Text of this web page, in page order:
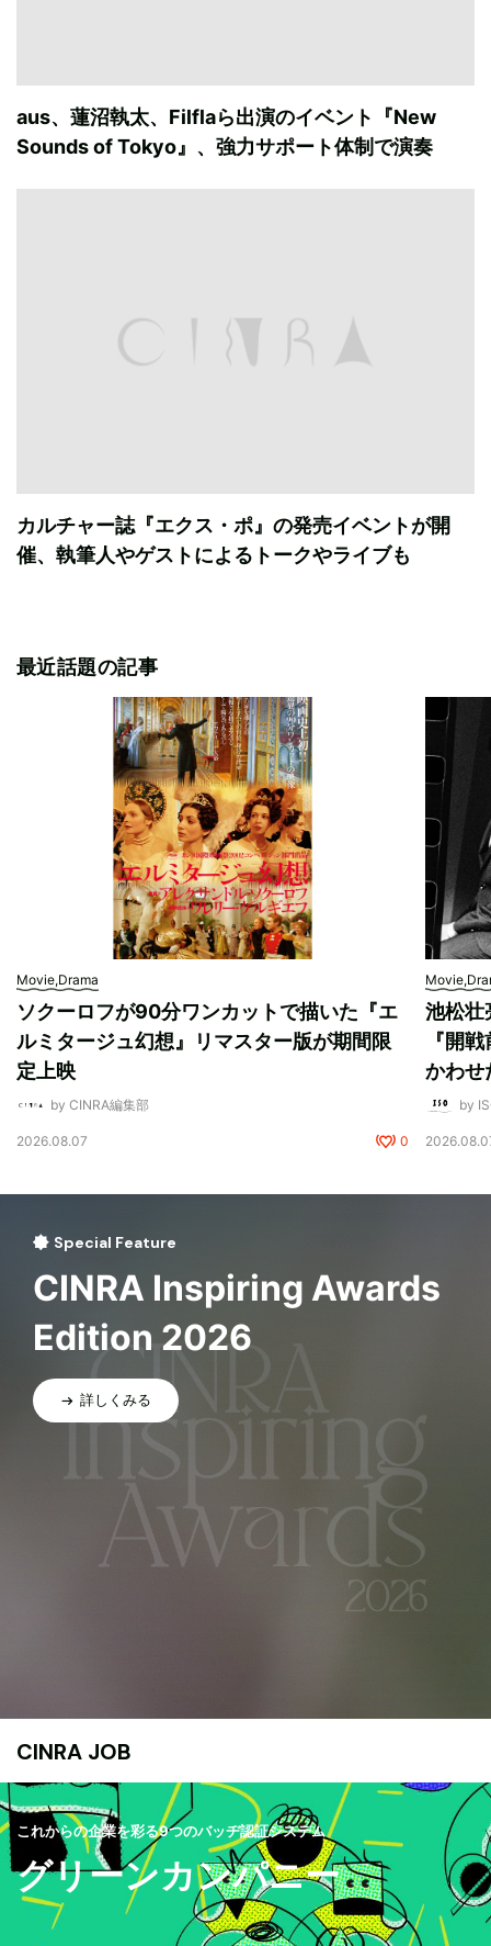
aus、蓮沼執太、Filflaら出演のイベント『New
Sounds of Tokyo』、強力サポート体制で演奏
カルチャー誌『エクス・ポ』の発売イベントが開
催、執筆人やゲストによるトークやライブも
最近話題の記事
Movie,Drama
ソクーロフが90分ワンカットで描いた『エ
ルミタージュ幻想』リマスター版が期間限
定上映
by CINRA編集部
2026.08.07 0
池松壮
『開
かわせ
by
Special Feature
CINRA Inspiring Awards
Edition 2026
詳しくみる
CINRA JOB
これからの企業を彩る9つのバッヂ認証システム
グリーンカンパニー